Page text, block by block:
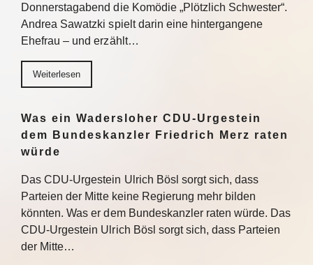
Donnerstagabend die Komödie „Plötzlich Schwester“.
Andrea Sawatzki spielt darin eine hintergangene
Ehefrau – und erzählt…
Weiterlesen
Was ein Wadersloher CDU-Urgestein
dem Bundeskanzler Friedrich Merz raten
würde
Das CDU-Urgestein Ulrich Bösl sorgt sich, dass
Parteien der Mitte keine Regierung mehr bilden
könnten. Was er dem Bundeskanzler raten würde. Das
CDU-Urgestein Ulrich Bösl sorgt sich, dass Parteien
der Mitte…